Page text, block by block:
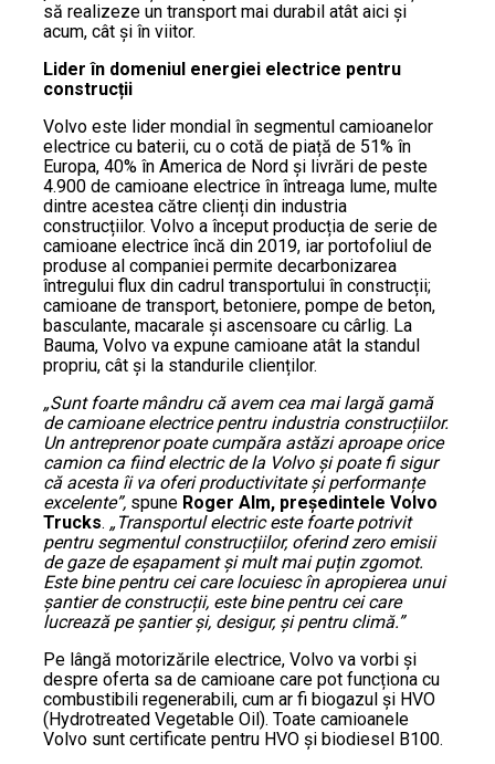
să realizeze un transport mai durabil atât aici și
acum, cât și în viitor.
Lider în domeniul energiei electrice pentru
construcții
Volvo este lider mondial în segmentul camioanelor
electrice cu baterii, cu o cotă de piață de 51% în
Europa, 40% în America de Nord și livrări de peste
4.900 de camioane electrice în întreaga lume, multe
dintre acestea către clienți din industria
construcțiilor. Volvo a început producția de serie de
camioane electrice încă din 2019, iar portofoliul de
produse al companiei permite decarbonizarea
întregului flux din cadrul transportului în construcții;
camioane de transport, betoniere, pompe de beton,
basculante, macarale și ascensoare cu cârlig. La
Bauma, Volvo va expune camioane atât la standul
propriu, cât și la standurile clienților.
„Sunt foarte mândru că avem cea mai largă gamă
de camioane electrice pentru industria construcțiilor.
Un antreprenor poate cumpăra astăzi aproape orice
camion ca fiind electric de la Volvo și poate fi sigur
că acesta îi va oferi productivitate și performanțe
excelente”, spune Roger Alm, președintele Volvo
Trucks. „Transportul electric este foarte potrivit
pentru segmentul construcțiilor, oferind zero emisii
de gaze de eșapament și mult mai puțin zgomot.
Este bine pentru cei care locuiesc în apropierea unui
șantier de construcții, este bine pentru cei care
lucrează pe șantier și, desigur, și pentru climă.”
Pe lângă motorizările electrice, Volvo va vorbi și
despre oferta sa de camioane care pot funcționa cu
combustibili regenerabili, cum ar fi biogazul și HVO
(Hydrotreated Vegetable Oil). Toate camioanele
Volvo sunt certificate pentru HVO și biodiesel B100.